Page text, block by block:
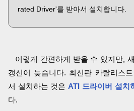
rated Driver'를 받아서 설치합니다.
이렇게 간편하게 받을 수 있지만,
갱신이 늦습니다. 최신판 카탈리스
서 설치하는 것은 ATI 드라이버 설치
다.